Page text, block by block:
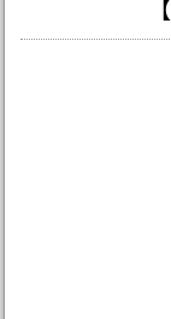
【